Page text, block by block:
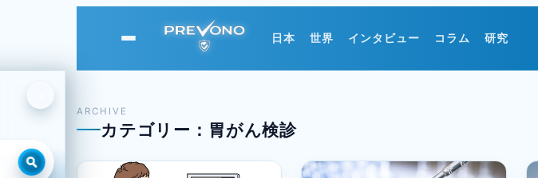
PREVONO 日本 世界 インタビュー コラム 研究
ARCHIVE
カテゴリー：胃がん検診